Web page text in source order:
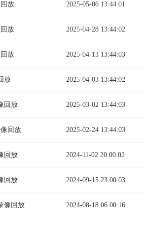
放 2025-05-06 13:44:01
放 2025-04-28 13:44:02
放 2025-04-13 13:44:03
放 2025-04-03 13:44:02
回放 2025-03-02 13:44:03
回放 2025-02-24 13:44:03
回放 2024-11-02 20:00:02
回放 2024-09-15 23:00:03
像回放 2024-08-18 06:00:16